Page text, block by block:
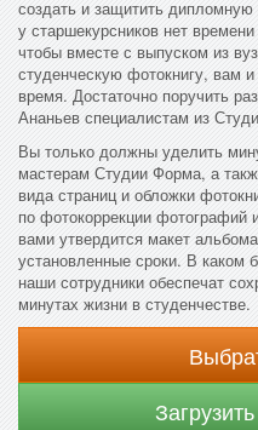
создать и защитить
у старшекурсников нет
чтобы вместе с выпуском из
студенческую фотокнигу, вам
время. Достаточно поручить
Ананьев специалистам из
Вы только должны уделить
мастерам Студии Форма, а
вида страниц и обложки
по фотокоррекции фотографий
вами утвердится макет
установленные сроки. В каком
наши сотрудники обеспечат
минутах жизни в студенчестве.